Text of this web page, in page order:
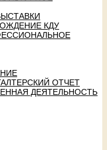
КДУ
ОТЧЕТ
ДЕЯТЕЛЬНОСТЬ